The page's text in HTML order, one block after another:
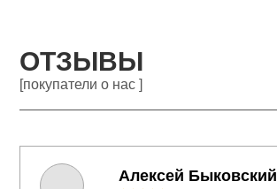
ОТЗЫВЫ
[покупатели о нас ]
Алексей Быковский